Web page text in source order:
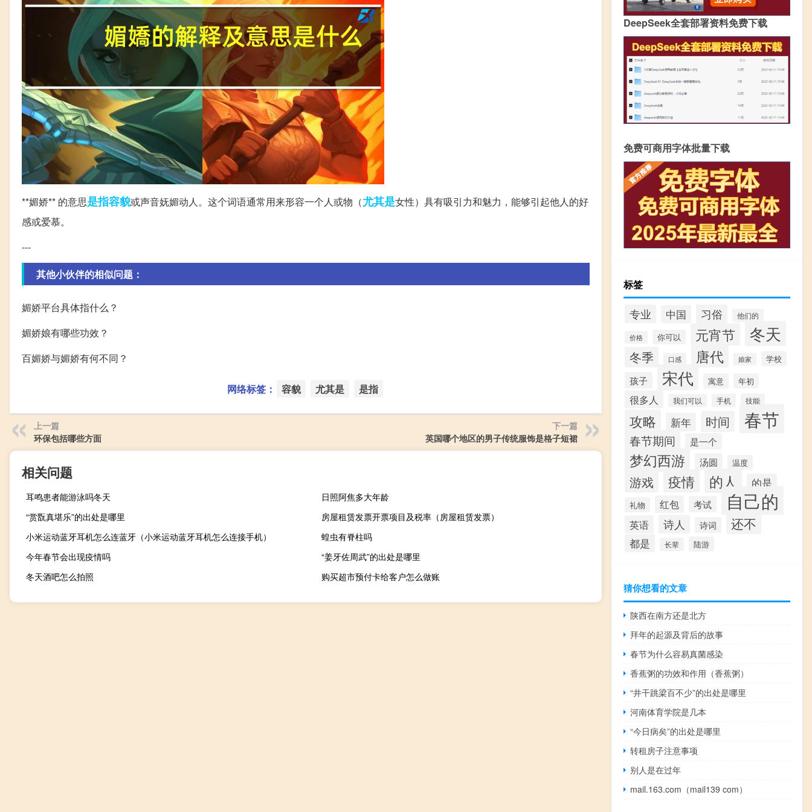
**媚娇** 的意思是指容貌或声音妩媚动人。这个词语通常用来形容一个人或物（尤其是女性）具有吸引力和魅力，能够引起他人的好
感或爱慕。
---
其他小伙伴的相似问题：
媚娇平台具体指什么？
媚娇娘有哪些功效？
百媚娇与媚娇有何不同？
网络标签： 容貌 尤其是 是指
上一篇
环保包括哪些方面
下一篇
英国哪个地区的男子传统服饰是格子短裙
相关问题
耳鸣患者能游泳吗冬天
日照阿焦多大年龄
“赏翫真堪乐”的出处是哪里
房屋租赁发票开票项目及税率（房屋租赁发票）
小米运动蓝牙耳机怎么连蓝牙（小米运动蓝牙耳机怎么连接手机）
蝗虫有脊柱吗
今年春节会出现疫情吗
“姜牙佐周武”的出处是哪里
冬天酒吧怎么拍照
购买超市预付卡给客户怎么做账
DeepSeek全套部署资料免费下载
免费可商用字体批量下载
标签
专业 中国 习俗 他们的
价格 你可以 元宵节 冬天
冬季 口感 唐代 娘家 学校
孩子 宋代 寓意 年初
很多人 我们可以 手机 技能
攻略 新年 时间 春节
春节期间 是一个
梦幻西游 汤圆 温度
游戏 疫情 的人 的是
礼物 红包 考试 自己的
英语 诗人 诗词 还不
都是 长辈 陆游
猜你想看的文章
陕西在南方还是北方
拜年的起源及背后的故事
春节为什么容易真菌感染
香蕉粥的功效和作用（香蕉粥）
“井干跳梁百不少”的出处是哪里
河南体育学院是几本
“今日病矣”的出处是哪里
转租房子注意事项
别人是在过年
mail.163.com（mail139 com）